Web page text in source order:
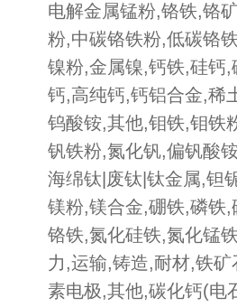
电解金属锰粉,铬铁,铬
粉,中碳铬铁粉,低碳铬
镍粉,金属镍,钙铁,硅钙
钙,高纯钙,钙铝合金,稀
钨酸铵,其他,钼铁,钼铁
钒铁粉,氮化钒,偏钒酸
海绵钛|废钛|钛金属,钽
镁粉,镁合金,硼铁,磷铁
铬铁,氮化硅铁,氮化锰
力,运输,铸造,耐材,铁
素电极,其他,碳化钙(电